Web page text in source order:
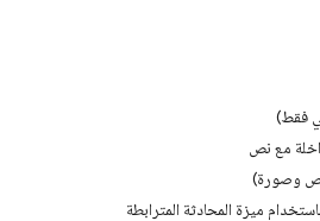
فقط)
مع نص
وصورة)
ميزة المحادثة المترابطة